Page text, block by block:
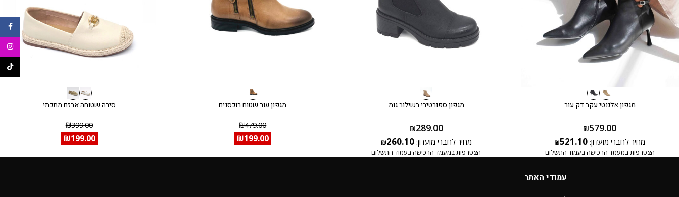
מגפון אלגנטי עקב דק עור
₪579.00
מחיר לחברי מועדון: ₪521.10
הצטרפות במעמד הרכישה בעמוד התשלום
מגפון ספורטיבי בשילוב גומ
₪289.00
מחיר לחברי מועדון: ₪260.10
הצטרפות במעמד הרכישה בעמוד התשלום
מגפון עור שטוח רוכסנים
₪479.00
₪199.00
סירה שטוחה אבזם מתכתי
₪399.00
₪199.00
עמודי האתר